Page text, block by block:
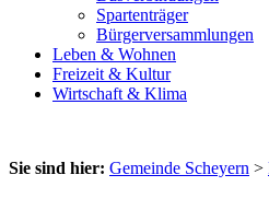
Spartenträger
Bürgerversammlungen
Leben & Wohnen
Freizeit & Kultur
Wirtschaft & Klima
Sie sind hier: Gemeinde Scheyern >